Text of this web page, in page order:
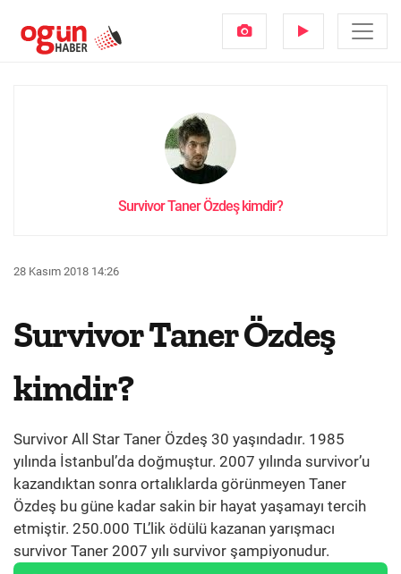
Survivor Taner Özdeş kimdir?
28 Kasım 2018 14:26
Survivor Taner Özdeş
kimdir?
Survivor All Star Taner Özdeş 30 yaşındadır. 1985
yılında İstanbul’da doğmuştur. 2007 yılında survivor’u
kazandıktan sonra ortalıklarda görünmeyen Taner
Özdeş bu güne kadar sakin bir hayat yaşamayı tercih
etmiştir. 250.000 TL’lik ödülü kazanan yarışmacı
survivor Taner 2007 yılı survivor şampiyonudur.